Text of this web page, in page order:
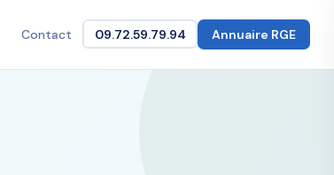
Contact 09.72.59.79.94 Annuaire RGE